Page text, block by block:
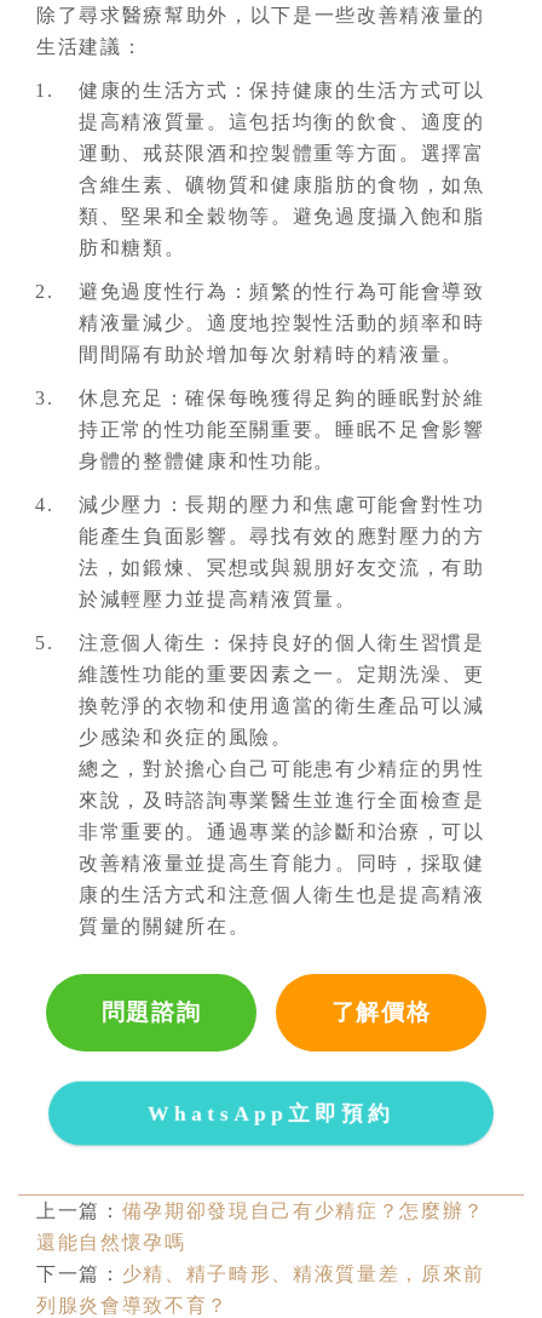
除了尋求醫療幫助外，以下是一些改善精液量的
生活建議：
健康的生活方式：保持健康的生活方式可以
提高精液質量。這包括均衡的飲食、適度的
運動、戒菸限酒和控製體重等方面。選擇富
含維生素、礦物質和健康脂肪的食物，如魚
類、堅果和全穀物等。避免過度攝入飽和脂
肪和糖類。
避免過度性行為：頻繁的性行為可能會導致
精液量減少。適度地控製性活動的頻率和時
間間隔有助於增加每次射精時的精液量。
休息充足：確保每晚獲得足夠的睡眠對於維
持正常的性功能至關重要。睡眠不足會影響
身體的整體健康和性功能。
減少壓力：長期的壓力和焦慮可能會對性功
能產生負面影響。尋找有效的應對壓力的方
法，如鍛煉、冥想或與親朋好友交流，有助
於減輕壓力並提高精液質量。
注意個人衛生：保持良好的個人衛生習慣是
維護性功能的重要因素之一。定期洗澡、更
換乾淨的衣物和使用適當的衛生產品可以減
少感染和炎症的風險。
總之，對於擔心自己可能患有少精症的男性
來說，及時諮詢專業醫生並進行全面檢查是
非常重要的。通過專業的診斷和治療，可以
改善精液量並提高生育能力。同時，採取健
康的生活方式和注意個人衛生也是提高精液
質量的關鍵所在。
問題諮詢 了解價格
WhatsApp立即預約
上一篇： 備孕期卻發現自己有少精症？怎麼辦？
還能自然懷孕嗎
下一篇： 少精、精子畸形、精液質量差，原來前
列腺炎會導致不育？